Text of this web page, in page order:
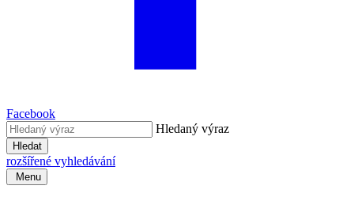
Facebook
Hledaný výraz
Hledat
rozšířené vyhledávání
Menu